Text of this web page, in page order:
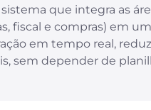
que integra as
fiscal e compras) em
em tempo real,
sem depender de